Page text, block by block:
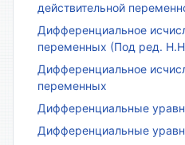
действительной
Дифференциальное
переменных (Под ред.
Дифференциальное
переменных
Дифференциальные
Дифференциальные